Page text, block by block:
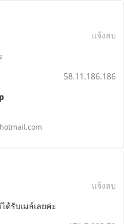
แจ้งลบ
58.11.186.186
แจ้งลบ
รับเมล์เลยค่ะ